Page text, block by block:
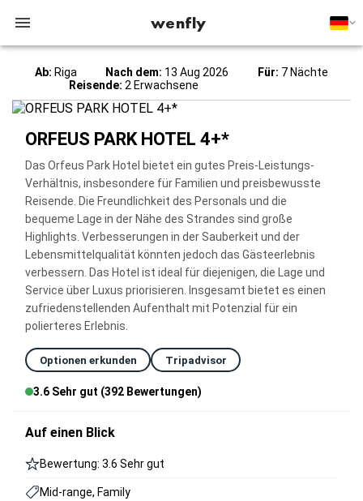
wenfly
Ab: Riga Nach dem: 13 Aug 2026 Für: 7 Nächte
Reisende: 2 Erwachsene
ORFEUS PARK HOTEL 4+*
Das Orfeus Park Hotel bietet ein gutes Preis-Leistungs-
Verhältnis, insbesondere für Familien und preisbewusste
Reisende. Die Freundlichkeit des Personals und die
bequeme Lage in der Nähe des Strandes sind große
Highlights. Verbesserungen in der Sauberkeit und der
Lebensmittelqualität könnten jedoch das Gästeerlebnis
verbessern. Das Hotel ist ideal für diejenigen, die Lage und
Service über Luxus priorisieren. Insgesamt bietet es einen
zufriedenstellenden Aufenthalt mit Potenzial für ein
polierteres Erlebnis.
Optionen erkunden Tripadvisor
3.6 Sehr gut (392 Bewertungen)
Auf einen Blick
Bewertung: 3.6 Sehr gut
Mid-range, Family